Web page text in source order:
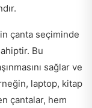
çanta seçiminde
Bu
sağlar ve
laptop, kitap
çantalar, hem